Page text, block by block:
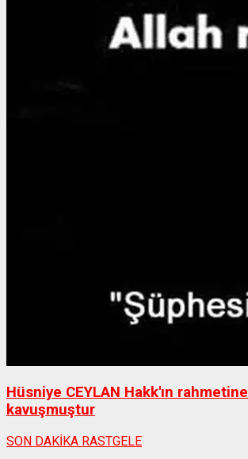
Hüsniye CEYLAN Hakk'ın rahmetine
kavuşmuştur
SON DAKİKA RASTGELE